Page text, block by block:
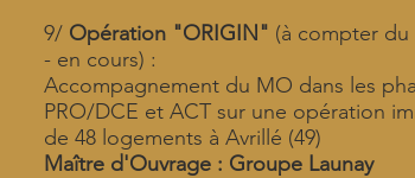
9/ Opération "ORIGIN" (à compter du
- en cours) :
Accompagnement du MO dans les
PRO/DCE et ACT sur une opération
de 48 logements à Avrillé (49)
Maître d'Ouvrage : Groupe Launay